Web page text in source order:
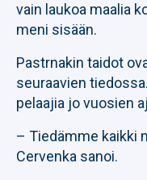
vain laukoa maalia
meni sisään.
Pastrnakin taidot
seuraavien
pelaajia jo vuosien
– Tiedämme kaikki
Cervenka sanoi.